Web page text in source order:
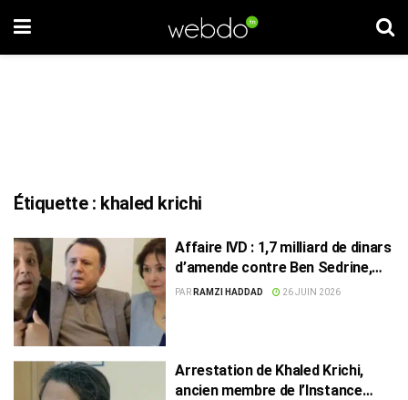
Étiquette : khaled krichi
Affaire IVD : 1,7 milliard de dinars
d’amende contre Ben Sedrine,
Krichi, Chiboub et Korchid
PAR RAMZI HADDAD 26 JUIN 2026
Arrestation de Khaled Krichi,
ancien membre de l’Instance